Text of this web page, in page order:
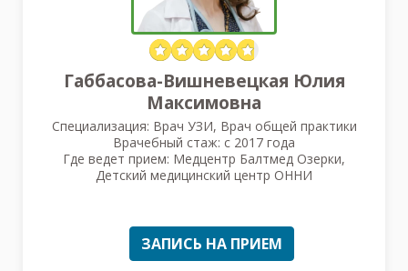
Габбасова-Вишневецкая Юлия
Максимовна
Специализация: Врач УЗИ, Врач общей практики
Врачебный стаж: с 2017 года
Где ведет прием: Медцентр Балтмед Озерки,
Детский медицинский центр ОННИ
ЗАПИСЬ НА ПРИЕМ